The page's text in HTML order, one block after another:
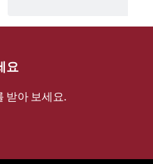
요
받아 보세요.